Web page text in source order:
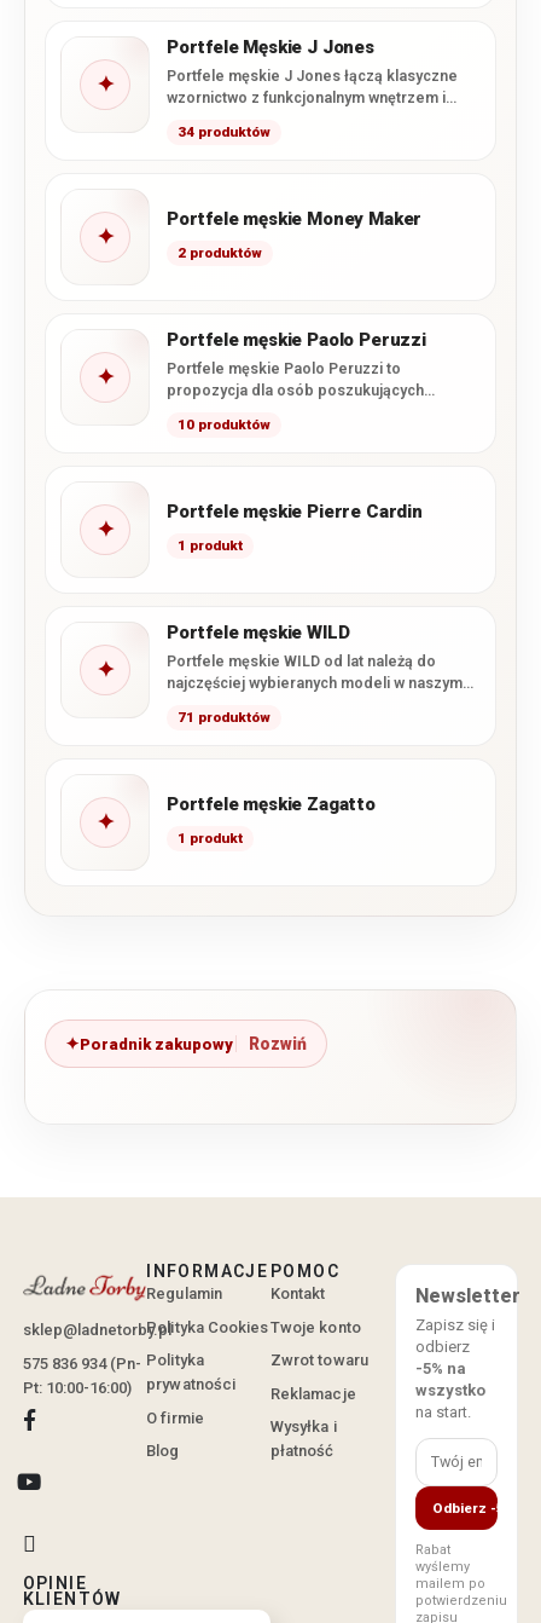
✦
Portfele Męskie J Jones
Portfele męskie J Jones łączą klasyczne
wzornictwo z funkcjonalnym wnętrzem i
34 produktów
✦
Portfele męskie Money Maker
2 produktów
✦
Portfele męskie Paolo Peruzzi
Portfele męskie Paolo Peruzzi to
propozycja dla osób poszukujących
funkcjonalnego wnętrza i starannego…
10 produktów
✦
Portfele męskie Pierre Cardin
1 produkt
✦
Portfele męskie WILD
Portfele męskie WILD od lat należą do
najczęściej wybieranych modeli w naszym
71 produktów
✦
Portfele męskie Zagatto
1 produkt
Poradnik zakupowy
sklep@ladnetorby.pl
575 836 934 (Pn-
Pt: 10:00-16:00)
OPINIE
KLIENTÓW
INFORMACJE
Regulamin
Polityka Cookies
Polityka
prywatności
O firmie
Blog
POMOC
Kontakt
Twoje konto
Zwrot towaru
Reklamacje
Wysyłka i
płatność
Newsletter
Zapisz się i
odbierz
-5% na
wszystko
na start.
Odbierz -5%
Rabat
wyślemy
mailem po
potwierdzeniu
zapisu